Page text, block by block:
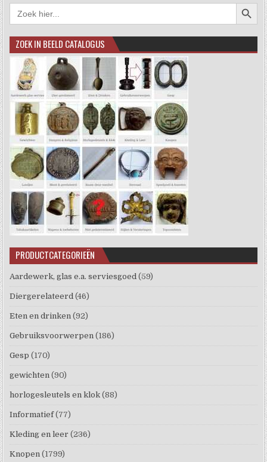
Zoek
naar:
ZOEK IN BEELD CATALOGUS
PRODUCTCATEGORIEËN
Aardewerk, glas e.a. serviesgoed (59)
Diergerelateerd (46)
Eten en drinken (92)
Gebruiksvoorwerpen (186)
Gesp (170)
gewichten (90)
horlogesleutels en klok (88)
Informatief (77)
Kleding en leer (236)
Knopen (1799)